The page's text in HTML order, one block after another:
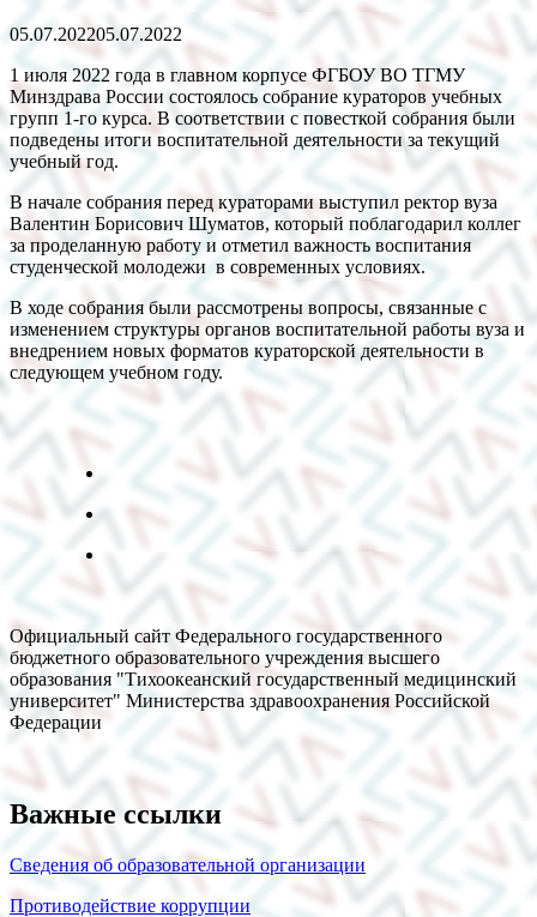
05.07.202205.07.2022
1 июля 2022 года в главном корпусе ФГБОУ ВО ТГМУ
Минздрава России состоялось собрание кураторов учебных
групп 1-го курса. В соответствии с повесткой собрания были
подведены итоги воспитательной деятельности за текущий
учебный год.
В начале собрания перед кураторами выступил ректор вуза
Валентин Борисович Шуматов, который поблагодарил коллег
за проделанную работу и отметил важность воспитания
студенческой молодежи в современных условиях.
В ходе собрания были рассмотрены вопросы, связанные с
изменением структуры органов воспитательной работы вуза и
внедрением новых форматов кураторской деятельности в
следующем учебном году.
Официальный сайт Федерального государственного
бюджетного образовательного учреждения высшего
образования "Тихоокеанский государственный медицинский
университет" Министерства здравоохранения Российской
Федерации
Важные ссылки
Сведения об образовательной организации
Противодействие коррупции